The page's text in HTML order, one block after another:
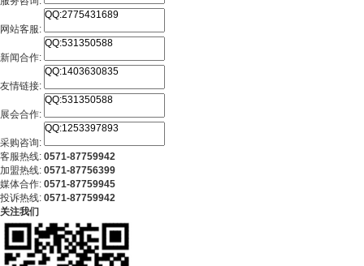
网站客服:
新闻合作:
友情链接:
展会合作:
采购咨询:
客服热线: 0571-87759942
加盟热线: 0571-87756399
媒体合作: 0571-87759945
投诉热线: 0571-87759942
关注我们